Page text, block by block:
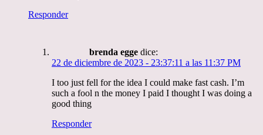
Responder
brenda egge dice:
22 de diciembre de 2023 - 23:37:11 a las 11:37 PM
I too just fell for the idea I could make fast cash. I’m
such a fool n the money I paid I thought I was doing a
good thing
Responder